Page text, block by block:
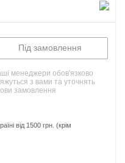
Під замовлення
менеджери обов'язково
з вами та уточнять
замовлення
від 1500 грн. (крім